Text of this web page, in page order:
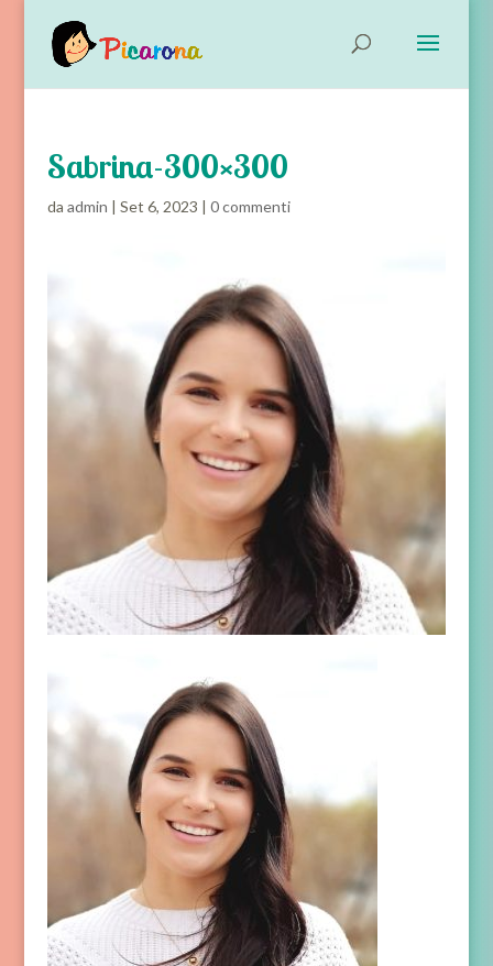
Sabrina-300×300
da admin | Set 6, 2023 | 0 commenti